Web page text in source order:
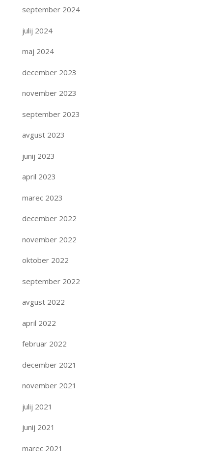
september 2024
julij 2024
maj 2024
december 2023
november 2023
september 2023
avgust 2023
junij 2023
april 2023
marec 2023
december 2022
november 2022
oktober 2022
september 2022
avgust 2022
april 2022
februar 2022
december 2021
november 2021
julij 2021
junij 2021
marec 2021